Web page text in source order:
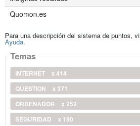
Quomon.es
Para una descripción del sistema de puntos,
Ayuda.
Temas
INTERNET
x 414
QUESTION
x 371
ORDENADOR
x 252
SEGURIDAD
x 190